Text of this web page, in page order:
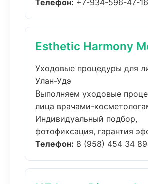
Телефон: +7-934-596-47-16
Esthetic Harmony
Уходовые процедуры для
Улан-Удэ
Выполняем уходовые
лица врачами-
Индивидуальный подбор,
фотофиксация, гарантия
Телефон: 8 (958) 454 34 89